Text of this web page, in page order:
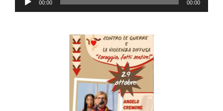
de
00:00 00:00